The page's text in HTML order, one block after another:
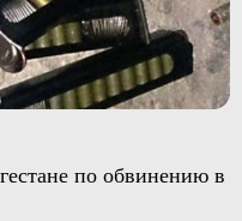
по обвинению в